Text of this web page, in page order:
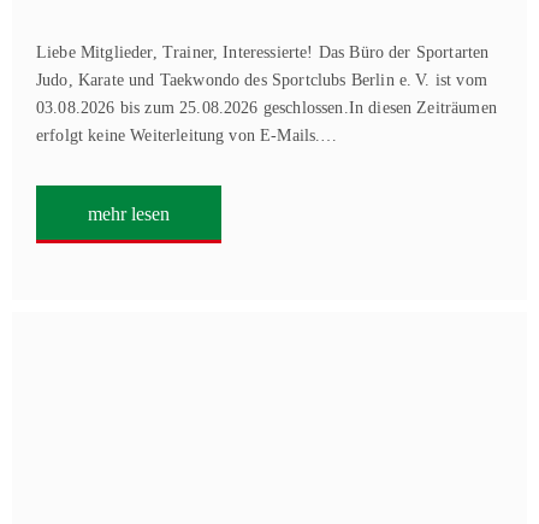
Liebe Mitglieder, Trainer, Interessierte! Das Büro der Sportarten
Judo, Karate und Taekwondo des Sportclubs Berlin e. V. ist vom
03.08.2026 bis zum 25.08.2026 geschlossen.In diesen Zeiträumen
erfolgt keine Weiterleitung von E‑Mails.…
mehr lesen